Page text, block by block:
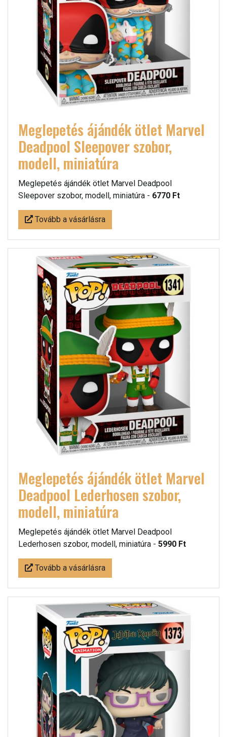
Meglepetés ájándék ötlet Marvel
Deadpool Sleepover szobor,
modell, miniatúra
Meglepetés ájándék ötlet Marvel Deadpool
Sleepover szobor, modell, miniatúra - 6770 Ft
Tovább a vásárlásra
Meglepetés ájándék ötlet Marvel
Deadpool Lederhosen szobor,
modell, miniatúra
Meglepetés ájándék ötlet Marvel Deadpool
Lederhosen szobor, modell, miniatúra - 5990 Ft
Tovább a vásárlásra